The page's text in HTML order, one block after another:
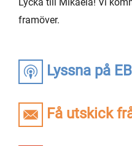
Lyssna på
Få utskick
framöver.